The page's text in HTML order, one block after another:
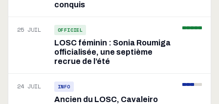
conquis
25 JUIL OFFICIEL
LOSC féminin : Sonia Roumiga
officialisée, une septième
recrue de l’été
24 JUIL INFO
Ancien du LOSC, Cavaleiro